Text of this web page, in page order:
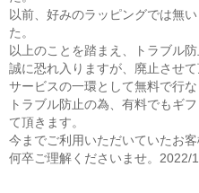
以前、好みのラッピングでは無
た。
以上のことを踏まえ、トラブル防
誠に恐れ入りますが、廃止させて
サービスの一環として無料で行
トラブル防止の為、有料でもギ
て頂きます。
今までご利用いただいていたお
何卒ご理解くださいませ。2022/